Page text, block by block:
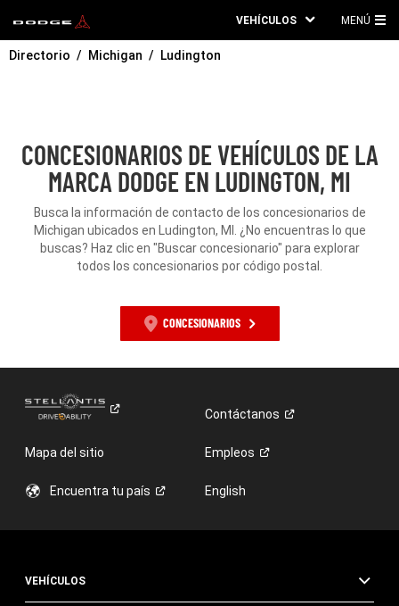
VEHÍCULOS MENÚ
Directorio Michigan Ludington
CONCESIONARIOS DE VEHÍCULOS DE LA
MARCA DODGE EN LUDINGTON, MI
Busca la información de contacto de los concesionarios de
Michigan ubicados en Ludington, MI. ¿No encuentras lo que
buscas? Haz clic en "Buscar concesionario" para explorar
todos los concesionarios por código postal.
CONCESIONARIOS
Contáctanos
Mapa del sitio Empleos
Encuentra tu país English
VEHÍCULOS